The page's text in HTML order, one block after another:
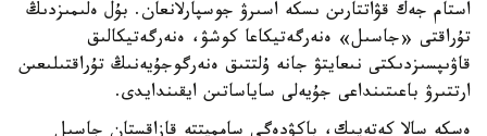
استام جەك قۋاتتارىن ىسكە اسىرۋ جوسپارلانعان. بۇل ەلىمىزدىڭ
تۇراقتى «جاسىل» ەنەرگەتيكاعا كوشۋ، ەنەرگەتيكالىق
قاۋىپسىزدىكتى نىعايتۋ جانە ۇلتتىق ەنەرگوجۇيەنىڭ تۇراقتىلىعىن
ارتتىرۋ باعىتىنداعى جۇيەلى ساياساتىن ايقىندايدى.